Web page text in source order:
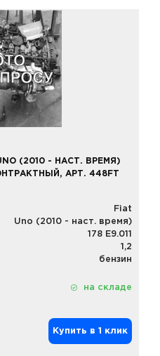
(2010 - НАСТ. ВРЕМЯ)
АРТ. 448FT
Fiat
Uno (2010 - наст. время)
178 E9.011
1,2
бензин
на складе
Купить в 1 клик